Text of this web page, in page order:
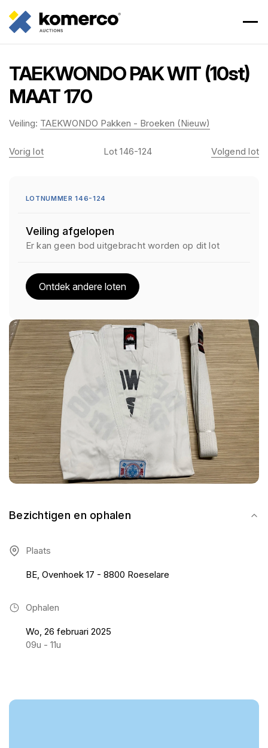
TAEKWONDO PAK WIT (10st)
MAAT 170
Veiling: TAEKWONDO Pakken - Broeken (Nieuw)
Bezichtigen en ophalen
Plaats
BE, Ovenhoek 17 - 8800 Roeselare
Ophalen
Wo, 26 februari 2025
09u - 11u
Vorig lot Lot 146-124 Volgend lot
LOTNUMMER 146-124
Veiling afgelopen
Er kan geen bod uitgebracht worden op dit lot
Ontdek andere loten